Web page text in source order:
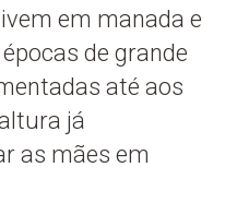
em manada e
de grande
até aos
já
as mães em